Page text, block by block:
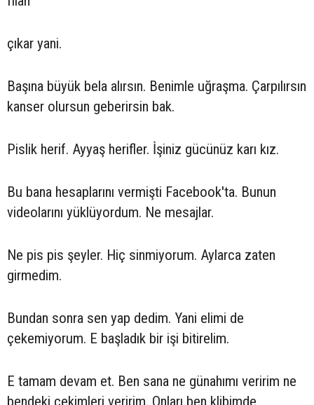
çıkar yani.
Başına büyük bela alırsın. Benimle uğraşma. Çarpılırsın
kanser olursun geberirsin bak.
Pislik herif. Ayyaş herifler. İşiniz gücünüz karı kız.
Bu bana hesaplarını vermişti Facebook'ta. Bunun
videolarını yüklüyordum. Ne mesajlar.
Ne pis pis şeyler. Hiç sinmiyorum. Aylarca zaten
girmedim.
Bundan sonra sen yap dedim. Yani elimi de
çekemiyorum. E başladık bir işi bitirelim.
E tamam devam et. Ben sana ne günahımı veririm ne